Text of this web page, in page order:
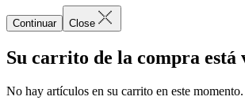
Continuar Close
Su carrito de la compra está
No hay artículos en su carrito en este momento.